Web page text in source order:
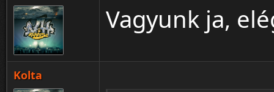
Vagyunk ja,
Kolta